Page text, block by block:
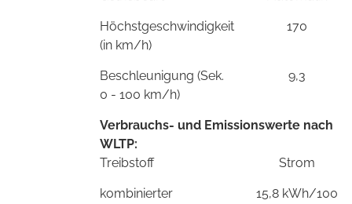
Höchstgeschwindigkeit
(in km/h)
170
Beschleunigung (Sek.
0 - 100 km/h)
9,3
Verbrauchs- und Emissionswerte nach
WLTP:
Treibstoff
Strom
kombinierter
15,8 kWh/100